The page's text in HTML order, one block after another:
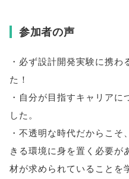
参加者の声
・必ず設計開発実験に携
た！
・自分が目指すキャリア
した。
・不透明な時代だからこそ、
きる環境に身を置く必要が
材が求められていることを